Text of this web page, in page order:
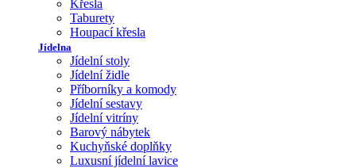
Křesla
Taburety
Houpací křesla
Jídelna
Jídelní stoly
Jídelní židle
Příborníky a komody
Jídelní sestavy
Jídelní vitríny
Barový nábytek
Kuchyňské doplňky
Luxusní jídelní lavice